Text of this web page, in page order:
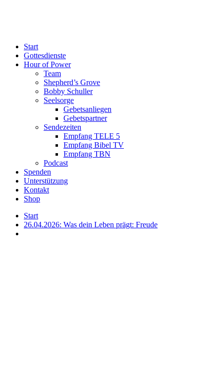
Start
Gottesdienste
Hour of Power
Team
Shepherd’s Grove
Bobby Schuller
Seelsorge
Gebetsanliegen
Gebetspartner
Sendezeiten
Empfang TELE 5
Empfang Bibel TV
Empfang TBN
Podcast
Spenden
Unterstützung
Kontakt
Shop
Start
26.04.2026: Was dein Leben prägt: Freude